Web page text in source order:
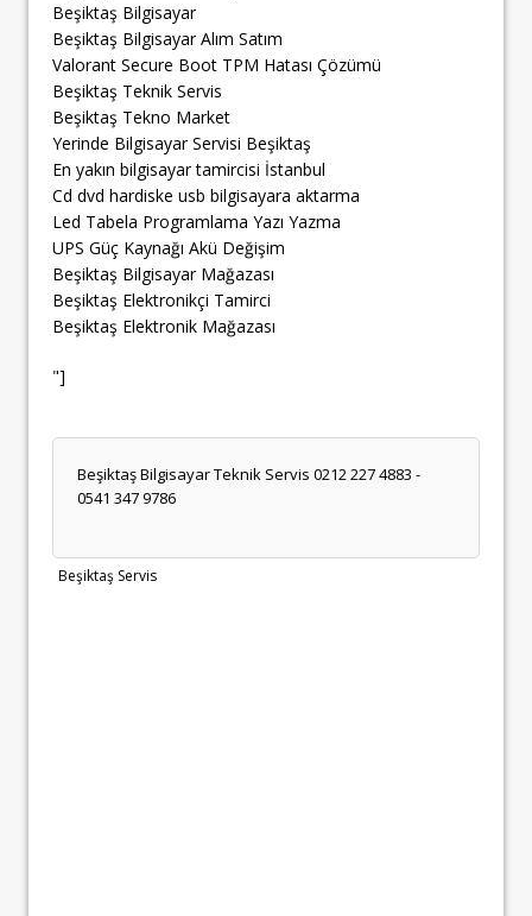
Beşiktaş Bilgisayar
Beşiktaş Bilgisayar Alım Satım
Valorant Secure Boot TPM Hatası Çözümü
Beşiktaş Teknik Servis
Beşiktaş Tekno Market
Yerinde Bilgisayar Servisi Beşiktaş
En yakın bilgisayar tamircisi İstanbul
Cd dvd hardiske usb bilgisayara aktarma
Led Tabela Programlama Yazı Yazma
UPS Güç Kaynağı Akü Değişim
Beşiktaş Bilgisayar Mağazası
Beşiktaş Elektronikçi Tamirci
Beşiktaş Elektronik Mağazası
"]
Beşiktaş Bilgisayar Teknik Servis 0212 227 4883 -
0541 347 9786
Beşiktaş Servis